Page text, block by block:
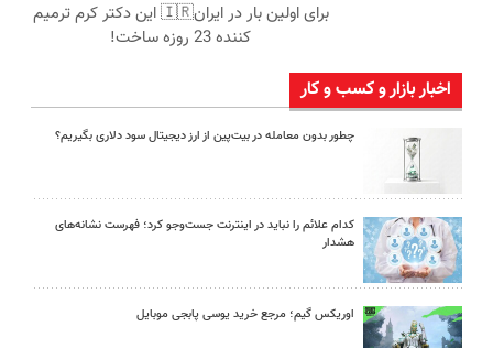
برای اولین بار در ایران🇮🇷 این دکتر کرم ترمیم
کننده 23 روزه ساخت!
اخبار بازار و کسب و کار
چطور بدون معامله در بیت‌پین از ارز دیجیتال سود دلاری بگیریم؟
کدام علائم را نباید در اینترنت جست‌وجو کرد؛ فهرست نشانه‌های
هشدار
اوریکس گیم؛ مرجع خرید یوسی پابجی موبایل